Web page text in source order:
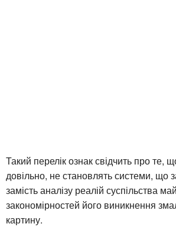
Такий перелік ознак свідчить про те,
довільно, не становлять системи, що
замість аналізу реалій суспільства
закономірностей його виникнення
картину.